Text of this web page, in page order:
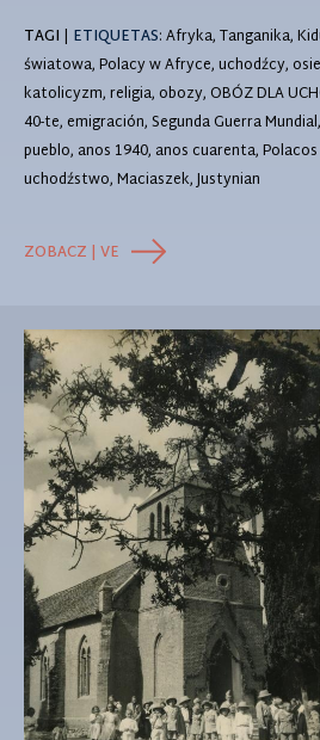
TAGI | ETIQUETAS: Afryka, Tanganika,
światowa, Polacy w Afryce, uchodźcy,
katolicyzm, religia, obozy, OBÓZ DLA
40-te, emigración, Segunda Guerra
pueblo, anos 1940, anos cuarenta,
uchodźstwo, Maciaszek, Justynian
ZOBACZ | VE